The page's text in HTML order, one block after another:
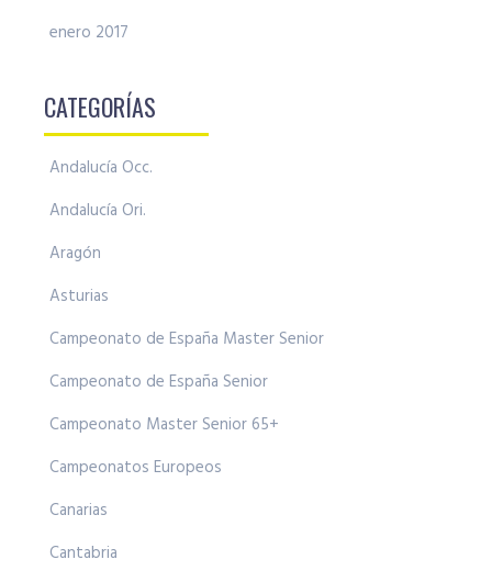
enero 2017
CATEGORÍAS
Andalucía Occ.
Andalucía Ori.
Aragón
Asturias
Campeonato de España Master Senior
Campeonato de España Senior
Campeonato Master Senior 65+
Campeonatos Europeos
Canarias
Cantabria